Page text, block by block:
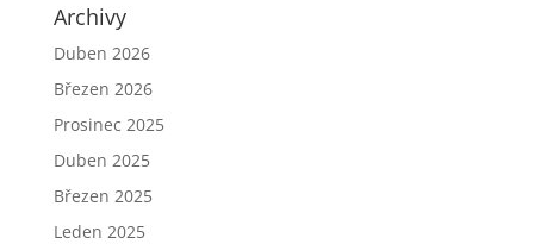
Archivy
Duben 2026
Březen 2026
Prosinec 2025
Duben 2025
Březen 2025
Leden 2025